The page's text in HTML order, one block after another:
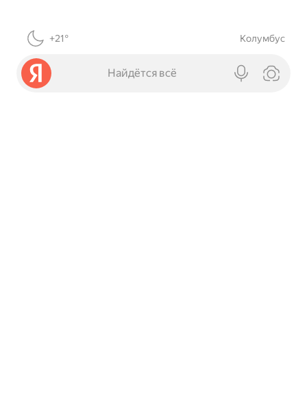
+21° Колумбус
Найдётся всё